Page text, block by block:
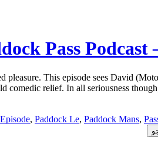
Pass Podcast
This episode sees David
relief. In all seriousness though,
, Paddock Le, Paddock Mans,